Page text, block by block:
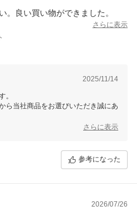
。良い買い物ができました。
さらに表示
2025/11/14
。
ら当社商品をお選びいただき誠にあ
対応・サービスをスタッフ一同努め
さらに表示
参考になった
2026/07/26